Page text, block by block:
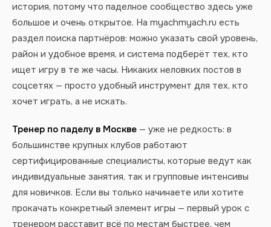
история, потому что паделное сообщество здесь уже
большое и очень открытое. На myachmyach.ru есть
раздел поиска партнёров: можно указать свой уровень,
район и удобное время, и система подберёт тех, кто
ищет игру в те же часы. Никаких неловких постов в
соцсетях — просто удобный инструмент для тех, кто
хочет играть, а не искать.
Тренер по паделу в Москве — уже не редкость: в
большинстве крупных клубов работают
сертифицированные специалисты, которые ведут как
индивидуальные занятия, так и групповые интенсивы
для новичков. Если вы только начинаете или хотите
прокачать конкретный элемент игры — первый урок с
тренером расставит всё по местам быстрее, чем